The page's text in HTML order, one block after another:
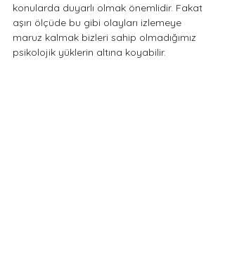
konularda duyarlı olmak önemlidir. Fakat
aşırı ölçüde bu gibi olayları izlemeye
maruz kalmak bizleri sahip olmadığımız
psikolojik yüklerin altına koyabilir.